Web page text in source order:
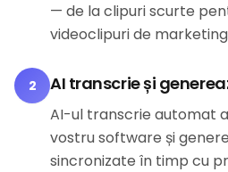
— de la clipuri scurte
videoclipuri de
2 AI transcrie și
AI-ul transcrie automat
vostru software și
sincronizate în timp cu